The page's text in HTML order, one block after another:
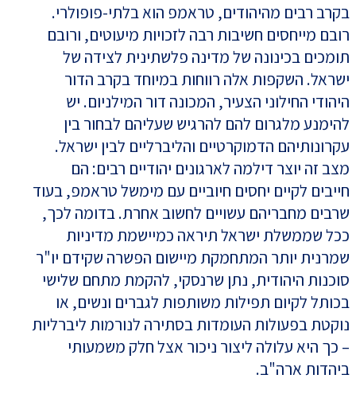
בקרב רבים מהיהודים, טראמפ הוא בלתי-פופולרי.
רובם מייחסים חשיבות רבה לזכויות מיעוטים, ורובם
תומכים בכינונה של מדינה פלשתינית לצידה של
ישראל. השקפות אלה רווחות במיוחד בקרב הדור
היהודי החילוני הצעיר, המכונה דור המילניום. יש
להימנע מלגרום להם להרגיש שעליהם לבחור בין
עקרונותיהם הדמוקרטיים והליברליים לבין ישראל.
מצב זה יוצר דילמה לארגונים יהודיים רבים: הם
חייבים לקיים יחסים חיוביים עם מימשל טראמפ, בעוד
שרבים מחבריהם עשויים לחשוב אחרת. בדומה לכך,
ככל שממשלת ישראל תיראה כמיישמת מדיניות
שמרנית יותר המתחמקת מיישום הפשרה שקידם יו"ר
סוכנות היהודית, נתן שרנסקי, להקמת מתחם שלישי
בכותל לקיום תפילות משותפות לגברים ונשים, או
נוקטת בפעולות העומדות בסתירה לנורמות ליברליות
– כך היא עלולה ליצור ניכור אצל חלק משמעותי
ביהדות ארה"ב.